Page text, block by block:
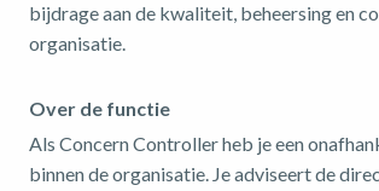
bijdrage aan de kwaliteit, beheersing en
organisatie.
Over de functie
Als Concern Controller heb je een
binnen de organisatie. Je adviseert de